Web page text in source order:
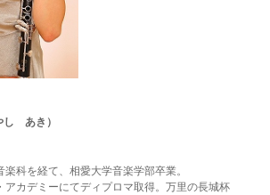
し あき）
科を経て、相愛大学音楽学部卒業。
アカデミーにてディプロマ取得。万里の長城杯